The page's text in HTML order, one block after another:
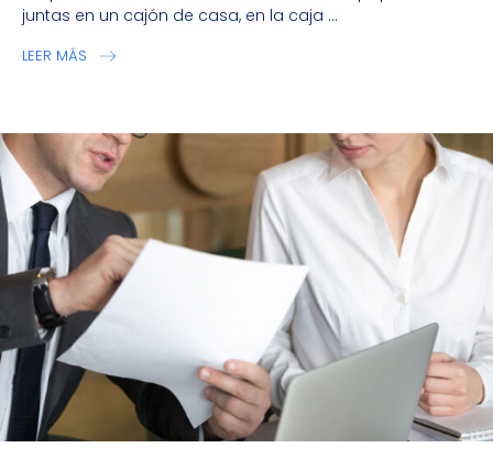
juntas en un cajón de casa, en la caja ...
LEER MÁS